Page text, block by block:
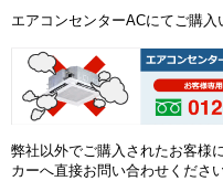
エアコンセンターACにてご購
弊社以外でご購入されたお客様
カーへ直接お問い合わせください